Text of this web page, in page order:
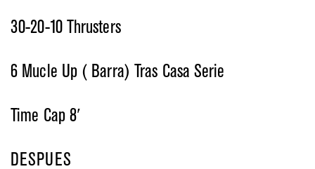
30-20-10 Thrusters
6 Mucle Up ( Barra) Tras Casa Serie
Time Cap 8′
DESPUES